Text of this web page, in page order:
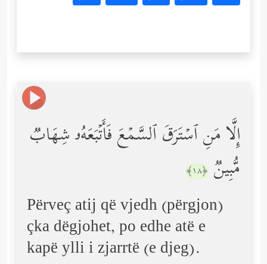
إِلَّا مَنِ ٱسۡتَرَقَ ٱلسَّمۡعَ فَأَتۡبَعَهُۥ شِهَابࣱ
مُّبِینࣱ ﴿١٨﴾
Përveç atij që vjedh (përgjon)
çka dëgjohet, po edhe atë e
kapë ylli i zjarrtë (e djeg).